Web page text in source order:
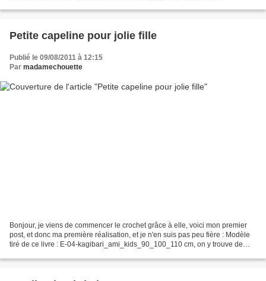
Petite capeline pour jolie fille
Publié le 09/08/2011 à 12:15
Par madamechouette
Bonjour, je viens de commencer le crochet grâce à elle, voici mon premier
post, et donc ma première réalisation, et je n'en suis pas peu fière : Modèle
tiré de ce livre : E-04-kagibari_ami_kids_90_100_110 cm, on y trouve de